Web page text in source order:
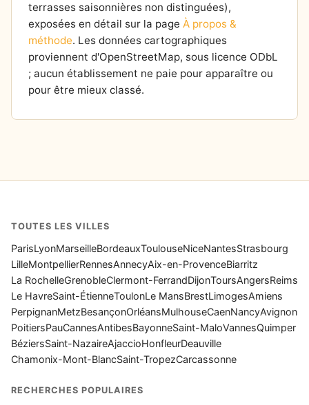
terrasses saisonnières non distinguées),
exposées en détail sur la page À propos &
méthode. Les données cartographiques
proviennent d'OpenStreetMap, sous licence ODbL
; aucun établissement ne paie pour apparaître ou
pour être mieux classé.
TOUTES LES VILLES
ParisLyonMarseilleBordeauxToulouseNiceNantesStrasbourg
LilleMontpellierRennesAnnecyAix-en-ProvenceBiarritz
La RochelleGrenobleClermont-FerrandDijonToursAngersReims
Le HavreSaint-ÉtienneToulonLe MansBrestLimogesAmiens
PerpignanMetzBesançonOrléansMulhouseCaenNancyAvignon
PoitiersPauCannesAntibesBayonneSaint-MaloVannesQuimper
BéziersSaint-NazaireAjaccioHonfleurDeauville
Chamonix-Mont-BlancSaint-TropezCarcassonne
RECHERCHES POPULAIRES